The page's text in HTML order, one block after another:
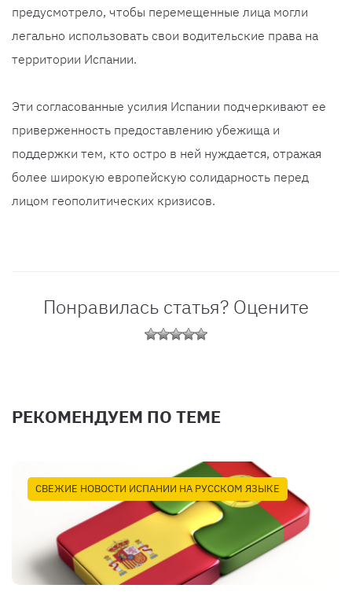
предусмотрело, чтобы перемещенные лица могли
легально использовать свои водительские права на
территории Испании.
Эти согласованные усилия Испании подчеркивают ее
приверженность предоставлению убежища и
поддержки тем, кто остро в ней нуждается, отражая
более широкую европейскую солидарность перед
лицом геополитических кризисов.
Понравилась статья? Оцените
РЕКОМЕНДУЕМ ПО ТЕМЕ
СВЕЖИЕ НОВОСТИ ИСПАНИИ НА РУССКОМ ЯЗЫКЕ